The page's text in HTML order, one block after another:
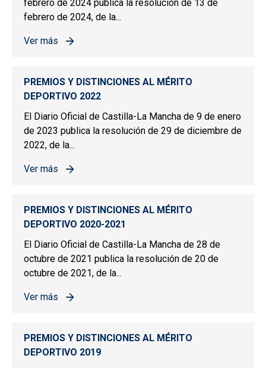
febrero de 2024 publica la resolución de 13 de
febrero de 2024, de la...
Ver más
sobre PREMIOS Y DISTINCIONES AL MÉRITO
PREMIOS Y DISTINCIONES AL MÉRITO
DEPORTIVO 2022
El Diario Oficial de Castilla-La Mancha de 9 de enero
de 2023 publica la resolución de 29 de diciembre de
2022, de la...
Ver más
sobre PREMIOS Y DISTINCIONES AL MÉRITO
PREMIOS Y DISTINCIONES AL MÉRITO
DEPORTIVO 2020-2021
El Diario Oficial de Castilla-La Mancha de 28 de
octubre de 2021 publica la resolución de 20 de
octubre de 2021, de la...
Ver más
sobre PREMIOS Y DISTINCIONES AL MÉRITO
PREMIOS Y DISTINCIONES AL MÉRITO
DEPORTIVO 2019